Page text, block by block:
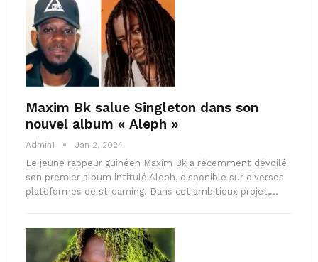
Maxim Bk salue Singleton dans son
nouvel album « Aleph »
Admin1 Jan 2, 2024
Le jeune rappeur guinéen Maxim Bk a récemment dévoilé
son premier album intitulé Aleph, disponible sur diverses
plateformes de streaming. Dans cet ambitieux projet,…